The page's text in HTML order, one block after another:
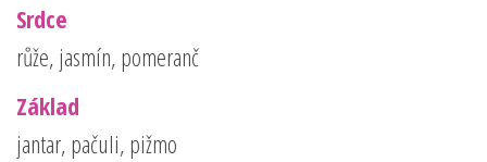
Srdce
růže, jasmín, pomeranč
Základ
jantar, pačuli, pižmo